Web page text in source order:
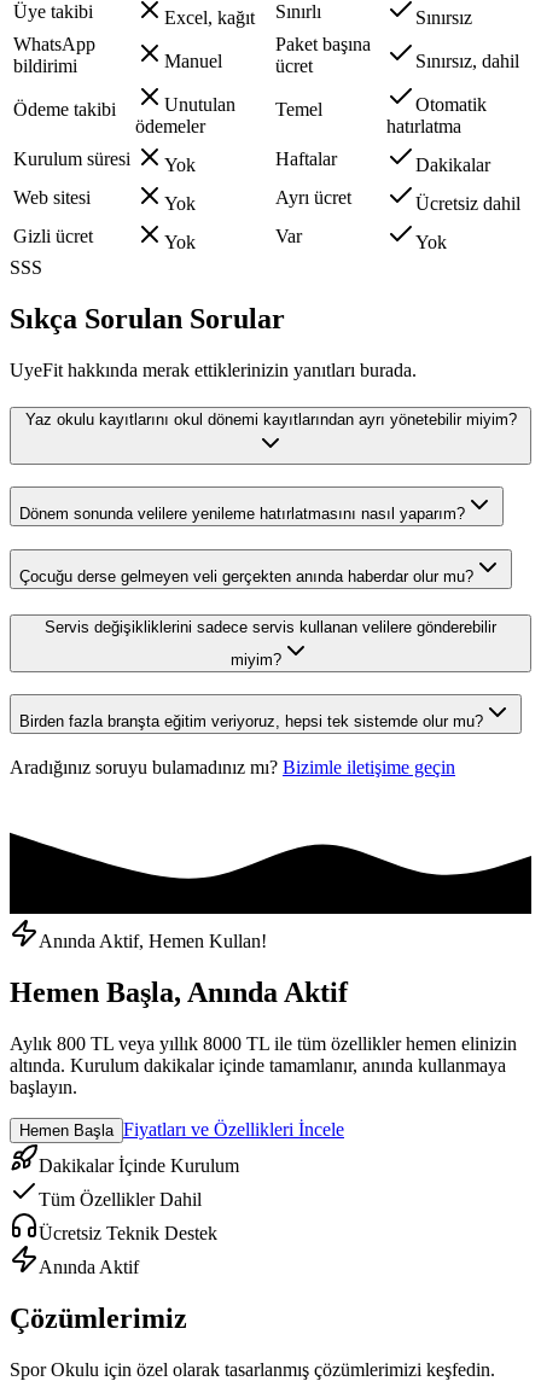
Üye takibi Excel, kağıt Sınırlı
Sınırsız
WhatsApp
bildirimi
Manuel
Paket başına
ücret
Sınırsız, dahil
Ödeme takibi
Unutulan
ödemeler
Temel
Otomatik
hatırlatma
Kurulum süresi
Yok Haftalar
Dakikalar
Web sitesi
Yok Ayrı ücret
Ücretsiz dahil
Gizli ücret
Yok Var
Yok
SSS
Sıkça Sorulan Sorular
UyeFit hakkında merak ettiklerinizin yanıtları burada.
Yaz okulu kayıtlarını okul dönemi kayıtlarından ayrı yönetebilir miyim?
Dönem sonunda velilere yenileme hatırlatmasını nasıl yaparım?
Çocuğu derse gelmeyen veli gerçekten anında haberdar olur mu?
Servis değişikliklerini sadece servis kullanan velilere gönderebilir
miyim?
Birden fazla branşta eğitim veriyoruz, hepsi tek sistemde olur mu?
Aradığınız soruyu bulamadınız mı? Bizimle iletişime geçin
Anında Aktif, Hemen Kullan!
Hemen Başla, Anında Aktif
Aylık 800 TL veya yıllık 8000 TL ile tüm özellikler hemen elinizin
altında. Kurulum dakikalar içinde tamamlanır, anında kullanmaya
başlayın.
Hemen Başla Fiyatları ve Özellikleri İncele
Dakikalar İçinde Kurulum
Tüm Özellikler Dahil
Ücretsiz Teknik Destek
Anında Aktif
Çözümlerimiz
Spor Okulu için özel olarak tasarlanmış çözümlerimizi keşfedin.